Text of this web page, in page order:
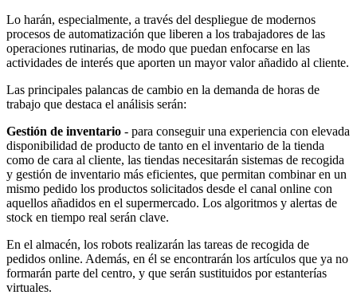
Lo harán, especialmente, a través del despliegue de modernos
procesos de automatización que liberen a los trabajadores de las
operaciones rutinarias, de modo que puedan enfocarse en las
actividades de interés que aporten un mayor valor añadido al cliente.
Las principales palancas de cambio en la demanda de horas de
trabajo que destaca el análisis serán:
Gestión de inventario - para conseguir una experiencia con elevada
disponibilidad de producto de tanto en el inventario de la tienda
como de cara al cliente, las tiendas necesitarán sistemas de recogida
y gestión de inventario más eficientes, que permitan combinar en un
mismo pedido los productos solicitados desde el canal online con
aquellos añadidos en el supermercado. Los algoritmos y alertas de
stock en tiempo real serán clave.
En el almacén, los robots realizarán las tareas de recogida de
pedidos online. Además, en él se encontrarán los artículos que ya no
formarán parte del centro, y que serán sustituidos por estanterías
virtuales.